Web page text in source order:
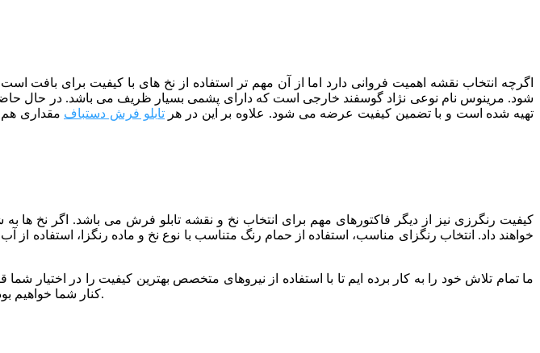
اگرچه انتخاب نقشه اهمیت فروانی دارد اما از آن مهم تر استفاده از نخ های با کیفیت برای
تهیه شده است و با تضمین کیفیت عرضه می شود. علاوه بر این در هرتابلو فرش دستباف مقداری هم
کیفیت رنگرزی نیز از دیگر فاکتورهای مهم برای انتخاب نخ و نقشه تابلو فرش می باشد. اگر نخ
خواهند داد. انتخاب رنگزای مناسب، استفاده از حمام رنگ متناسب با نوع نخ و ماده رنگزا،
کنار شما خواهیم بود. شما می توانید پس از اتمام کار بافت، برای مرحله شور و پرداخت تابلو فرش خود نیز با ما تماس بگیرید.